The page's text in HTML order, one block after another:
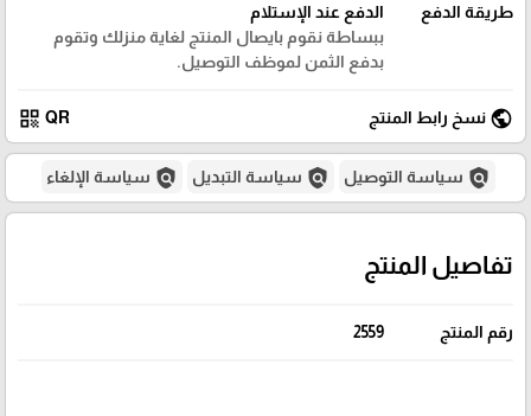
طريقة الدفع
الدفع عند الإستلام
ببساطة نقوم بايصال المنتج لغاية منزلك وتقوم
بدفع الثمن لموظف التوصيل.
public نسخ رابط المنتج QR
qr_code
policy سياسة التوصيل policy سياسة التبديل policy سياسة الإلغاء
تفاصيل المنتج
رقم المنتج 2559